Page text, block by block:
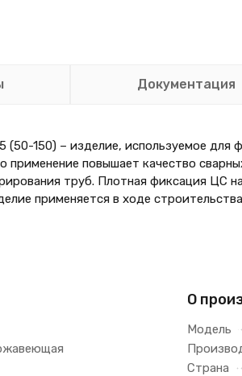
Документация
150) – изделие, используемое для
применение повышает качество
труб. Плотная фиксация ЦС
применяется в ходе
О
Модель
Страна